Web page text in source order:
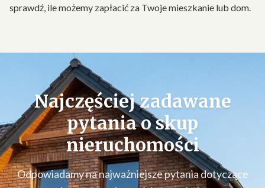
sprawdź, ile możemy zapłacić za Twoje mieszkanie lub dom.
Najczęściej zadawane
pytania oskup
nieruchomości
Odpowiadamy na najważniejsze pytania dotyczące